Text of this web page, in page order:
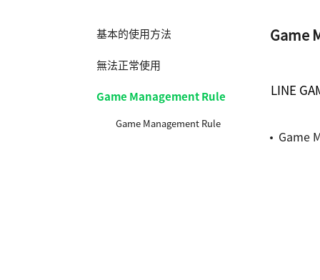
基本的使用方法
無法正常使用
Game Management Rule
Game Management Rule
Game
LINE
Game